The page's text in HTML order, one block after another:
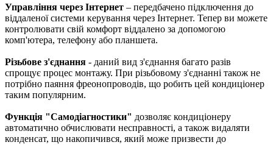
Управління через Інтернет – передбачено підключення до
віддаленої системи керування через Інтернет. Тепер ви можете
контролювати свій комфорт віддалено за допомогою
комп'ютера, телефону або планшета.
Різьбове з'єднання - даний вид з'єднання багато разів
спрощує процес монтажу. При різьбовому з'єднанні також не
потрібно паяння фреонопроводів, що робить цей кондиціонер
таким популярним.
Функція "Самодіагностики" дозволяє кондиціонеру
автоматично обчислювати несправності, а також видаляти
конденсат, що накопичився, який може призвести до